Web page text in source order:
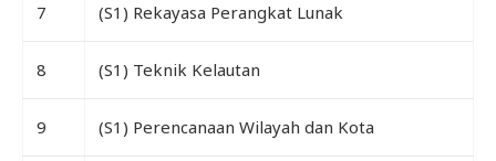
7 (S1) Rekayasa Perangkat Lunak
8 (S1) Teknik Kelautan
9 (S1) Perencanaan Wilayah dan Kota